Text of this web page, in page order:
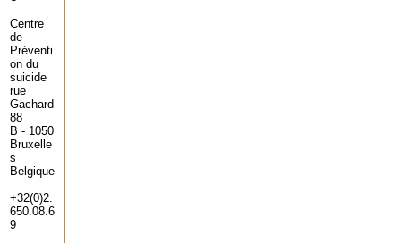
Centre
de
Préventi
on du
suicide
rue
Gachard
88
B - 1050
Bruxelle
s
Belgique
+32(0)2.
650.08.6
9